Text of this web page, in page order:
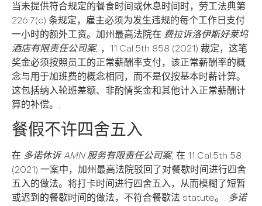
当未提供符合规定的餐食时间或休息时间时，劳工法典第
226.7(c) 条规定，雇主必须为发生违规的每个工作日支付
一小时的额外工资。加州最高法院在 费拉诉洛伊斯好莱坞
酒店有限责任公司案, ，11 Cal.5th 858 (2021) 裁定，这笔
奖金必须按照员工的正常薪酬率支付，该正常薪酬率的概
念与用于加班费的概念相同，而不是仅按基本时薪计算。
这包括纳入轮班差额、非酌情奖金和其他计入正常薪酬计
算的补偿。.
餐假不许四舍五入
在 多诺休诉 AMN 服务有限责任公司案, 在 11 Cal.5th 58
(2021) 一案中，加州最高法院驳回了对餐歇时间进行四舍
五入的做法。将打卡时间进行四舍五入，从而模糊了短暂
或迟到的餐歇时间的做法，不符合餐歇法 statute。. 多诺